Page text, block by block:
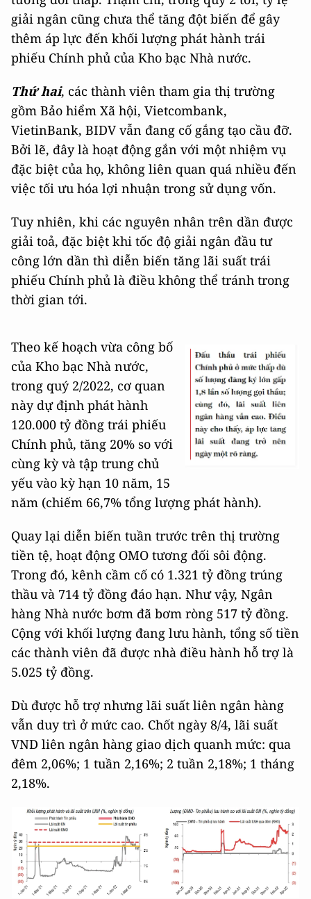
giải ngân cũng chưa thể tăng đột biến để gây
thêm áp lực đến khối lượng phát hành trái
phiếu Chính phủ của Kho bạc Nhà nước.
Thứ hai, các thành viên tham gia thị trường
gồm Bảo hiểm Xã hội, Vietcombank,
VietinBank, BIDV vẫn đang cố gắng tạo cầu đỡ.
Bởi lẽ, đây là hoạt động gắn với một nhiệm vụ
đặc biệt của họ, không liên quan quá nhiều đến
việc tối ưu hóa lợi nhuận trong sử dụng vốn.
Tuy nhiên, khi các nguyên nhân trên dần được
giải toả, đặc biệt khi tốc độ giải ngân đầu tư
công lớn dần thì diễn biến tăng lãi suất trái
phiếu Chính phủ là điều không thể tránh trong
thời gian tới.
Theo kế hoạch vừa công bố
của Kho bạc Nhà nước,
trong quý 2/2022, cơ quan
này dự định phát hành
120.000 tỷ đồng trái phiếu
Chính phủ, tăng 20% so với
cùng kỳ và tập trung chủ
yếu vào kỳ hạn 10 năm, 15
năm (chiếm 66,7% tổng lượng phát hành).
Quay lại diễn biến tuần trước trên thị trường
tiền tệ, hoạt động OMO tương đối sôi động.
Trong đó, kênh cầm cố có 1.321 tỷ đồng trúng
thầu và 714 tỷ đồng đáo hạn. Như vậy, Ngân
hàng Nhà nước bơm đã bơm ròng 517 tỷ đồng.
Cộng với khối lượng đang lưu hành, tổng số tiền
các thành viên đã được nhà điều hành hỗ trợ là
5.025 tỷ đồng.
Dù được hỗ trợ nhưng lãi suất liên ngân hàng
vẫn duy trì ở mức cao. Chốt ngày 8/4, lãi suất
VND liên ngân hàng giao dịch quanh mức: qua
đêm 2,06%; 1 tuần 2,16%; 2 tuần 2,18%; 1 tháng
2,18%.